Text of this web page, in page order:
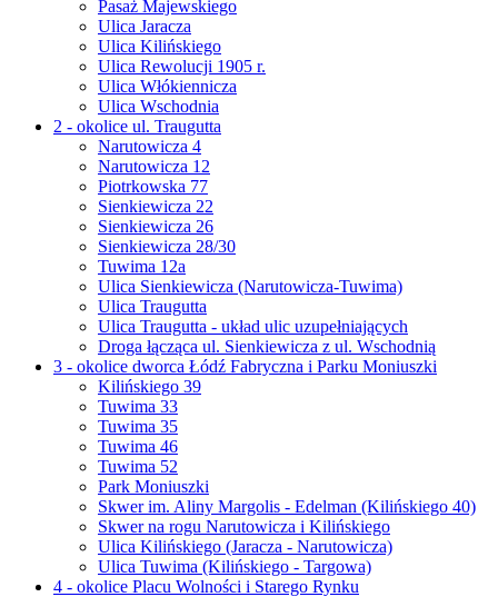
Pasaż Majewskiego
Ulica Jaracza
Ulica Kilińskiego
Ulica Rewolucji 1905 r.
Ulica Włókiennicza
Ulica Wschodnia
2 - okolice ul. Traugutta
Narutowicza 4
Narutowicza 12
Piotrkowska 77
Sienkiewicza 22
Sienkiewicza 26
Sienkiewicza 28/30
Tuwima 12a
Ulica Sienkiewicza (Narutowicza-Tuwima)
Ulica Traugutta
Ulica Traugutta - układ ulic uzupełniających
Droga łącząca ul. Sienkiewicza z ul. Wschodnią
3 - okolice dworca Łódź Fabryczna i Parku Moniuszki
Kilińskiego 39
Tuwima 33
Tuwima 35
Tuwima 46
Tuwima 52
Park Moniuszki
Skwer im. Aliny Margolis - Edelman (Kilińskiego 40)
Skwer na rogu Narutowicza i Kilińskiego
Ulica Kilińskiego (Jaracza - Narutowicza)
Ulica Tuwima (Kilińskiego - Targowa)
4 - okolice Placu Wolności i Starego Rynku